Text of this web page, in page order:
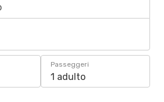
Passeggeri
1 adulto